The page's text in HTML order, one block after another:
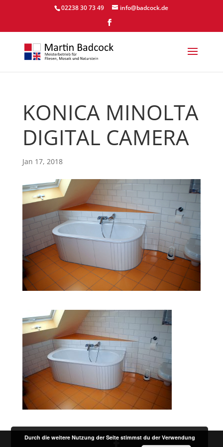
02238 30 73 49 info@badcock.de
KONICA MINOLTA
DIGITAL CAMERA
Jan 17, 2018
Durch die weitere Nutzung der Seite stimmst du der Verwendung